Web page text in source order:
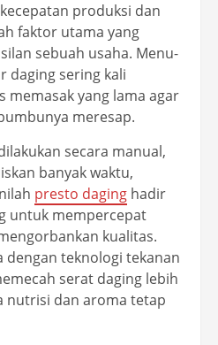
produksi dan
faktor utama yang
sebuah usaha. Menu-
daging sering kali
memasak yang lama agar
meresap.
secara manual,
banyak waktu,
presto daging hadir
untuk mempercepat
kualitas.
dengan teknologi tekanan
serat daging lebih
nutrisi dan aroma tetap